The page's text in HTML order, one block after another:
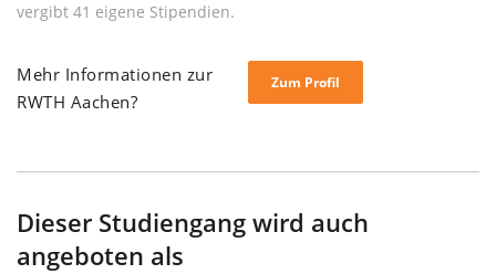
vergibt 41 eigene Stipendien.
Mehr Informationen zur
RWTH Aachen?
Zum Profil
Dieser Studiengang wird auch
angeboten als